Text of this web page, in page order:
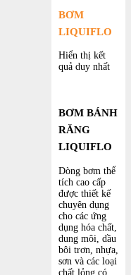
BƠM
LIQUIFLO
Hiển thị kết
quả duy nhất
BƠM BÁNH
RĂNG
LIQUIFLO
Dòng bơm thể
tích cao cấp
được thiết kế
chuyên dụng
cho các ứng
dụng hóa chất,
dung môi, dầu
bôi trơn, nhựa,
sơn và các loại
chất lỏng có